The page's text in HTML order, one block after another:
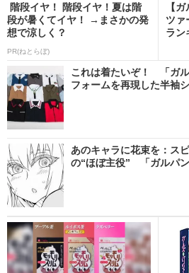
階段イヤ！ 階段イヤ！夏は階
段が暑くてイヤ！ →まさかの発
想で涼しく？
PR(ねとらぼ)
【
ツァ
ラ
これは着たいぞ！ 「ガ
フォームを再現した半袖
あのキャラに花束を：ス
の“ほぼ主役” 「ガルパ